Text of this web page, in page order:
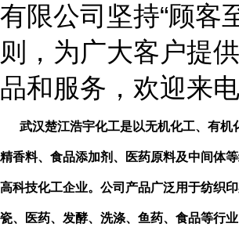
有限公司坚持“顾客
则，为广大客户提
品和服务，欢迎来电
武汉楚江浩宇化工是以无机化工、有机
精香料、食品添加剂、医药原料及中间体
高科技化工企业。公司产品广泛用于纺织
瓷、医药、发酵、洗涤、鱼药、食品等行